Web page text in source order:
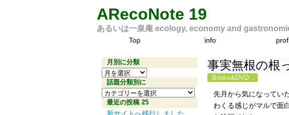
ARecoNote 19
あるいは一泉庵 ecology, economy and
Top info
事実無根の根
.Books&DVD…
先月から気になってい
わくる感じがマルで面
月別に分類
月
別
に
分
話題分類別に
話
題
分
最近の投稿 25